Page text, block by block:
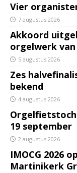
Vier
7 augustus 2026
Akkoord
orgelwerk van
5 augustus 2026
Zes
bekend
4 augustus 2026
19 september
2 augustus 2026
IMOCG 2026
Martinikerk